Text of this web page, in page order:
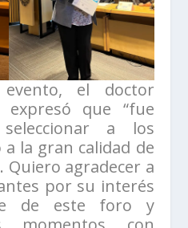
el doctor
expresó que “fue
a los
la gran calidad de
agradecer a
por su interés
de este foro y